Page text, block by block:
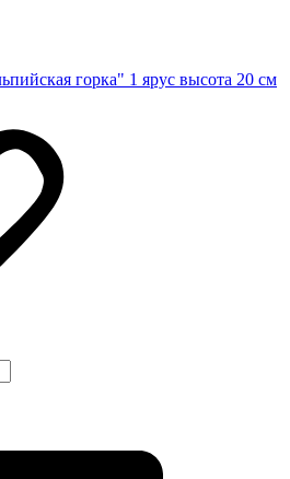
горка" 1 ярус высота 20 см